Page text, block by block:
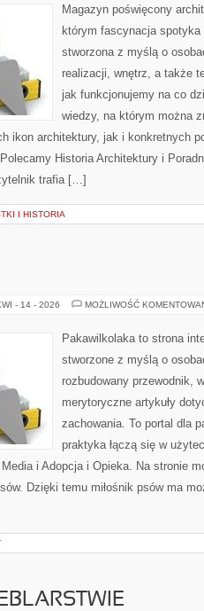
Magazyn poświęcony
którym fascynacja spotyka
stworzona z myślą o
realizacji, wnętrz, a także
jak funkcjonujemy na co
wiedzy, na którym można
ikon architektury, jak i konkretnych
Historia Architektury i
trafia […]
I HISTORIA
- 14 - 2026 MOŻLIWOŚĆ
Pakawilkolaka to strona
stworzone z myślą o
rozbudowany przewodnik,
merytoryczne artykuły
zachowania. To portal dla
praktyka łączą się w
i Adopcja i Opieka. Na stronie
Dzięki temu miłośnik psów ma